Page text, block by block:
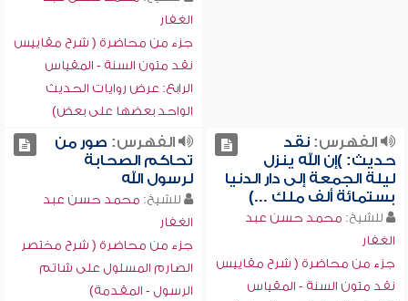
الغفار
جزء من محاضرة ( شرح مقاييس
نقد متون السنة - المقياس
الرابع: عرض روايات الحديث
الواحد بعضها على بعض)
الفهرس:نقد
حديث: )إن الله ينزل
ليلة الجمعة إلى دار الدنيا
بستمائة ألف ملك ...)
للشيخ: محمد حسن عبد
الغفار
جزء من محاضرة ( شرح مقاييس
نقد متون السنة - المقياس
الفهرس: صور من
تحاكم الصحابة
لرسول الله
للشيخ: محمد حسن عبد
الغفار
جزء من محاضرة ( شرح مختصر
الصارم المسلول على شاتم
الرسول - المقدمة)